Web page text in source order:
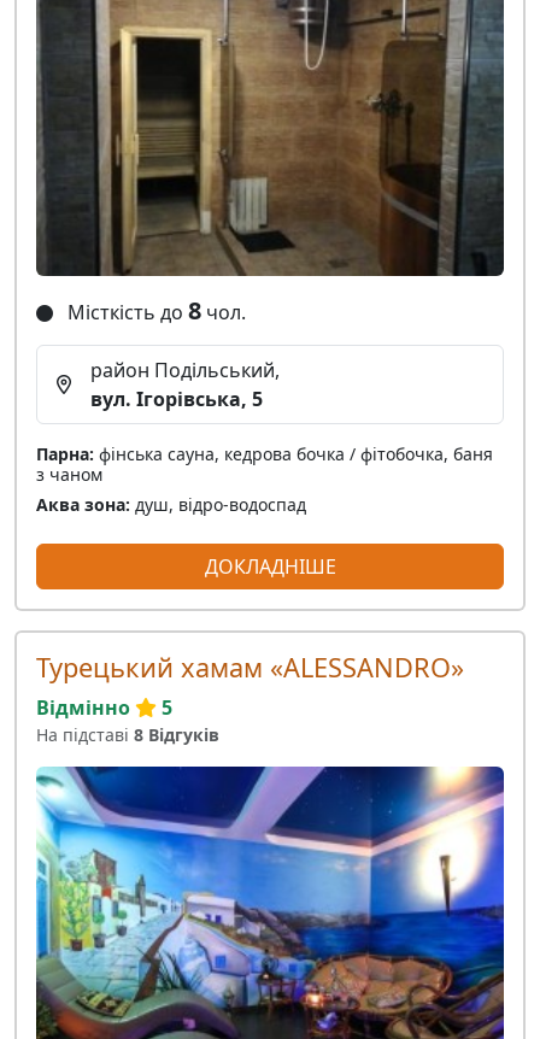
Місткість до 8 чол.
район Подільський,
вул. Ігорівська, 5
Парна: фінська сауна, кедрова бочка / фітобочка, баня
з чаном
Аква зона: душ, відро-водоспад
ДОКЛАДНІШЕ
Турецький хамам «ALESSANDRO»
Відмінно 5
На підставі 8 Відгуків